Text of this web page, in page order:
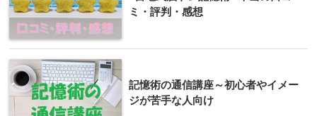
ミ・評判・感想
記憶術の通信講座～初心者やイメー
ジが苦手な人向け